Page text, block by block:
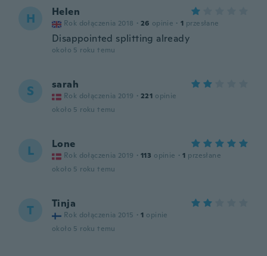
H Helen
Rok dołączenia 2018 · 26 opinie · 1 przesłane
Disappointed splitting already
około 5 roku temu
S sarah
Rok dołączenia 2019 · 221 opinie
około 5 roku temu
L Lone
Rok dołączenia 2019 · 113 opinie · 1 przesłane
około 5 roku temu
T Tinja
Rok dołączenia 2015 · 1 opinie
około 5 roku temu